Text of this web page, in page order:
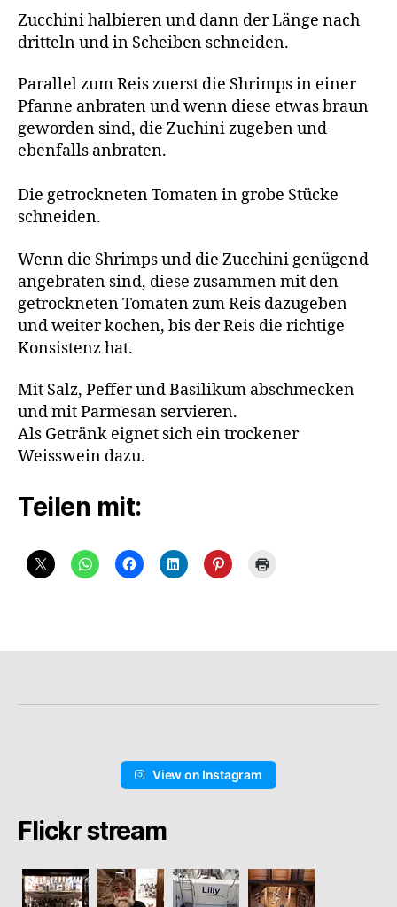
Zucchini halbieren und dann der Länge nach
dritteln und in Scheiben schneiden.
Parallel zum Reis zuerst die Shrimps in einer
Pfanne anbraten und wenn diese etwas braun
geworden sind, die Zuchini zugeben und
ebenfalls anbraten.
Die getrockneten Tomaten in grobe Stücke
schneiden.
Wenn die Shrimps und die Zucchini genügend
angebraten sind, diese zusammen mit den
getrockneten Tomaten zum Reis dazugeben
und weiter kochen, bis der Reis die richtige
Konsistenz hat.
Mit Salz, Peffer und Basilikum abschmecken
und mit Parmesan servieren.
Als Getränk eignet sich ein trockener
Weisswein dazu.
Teilen mit:
View on Instagram
Flickr stream